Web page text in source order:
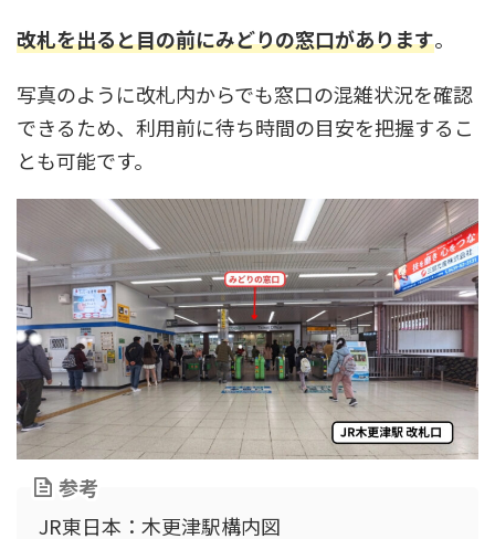
改札を出ると目の前にみどりの窓口があります。
写真のように改札内からでも窓口の混雑状況を確認
できるため、利用前に待ち時間の目安を把握するこ
とも可能です。
参考
JR東日本：木更津駅構内図